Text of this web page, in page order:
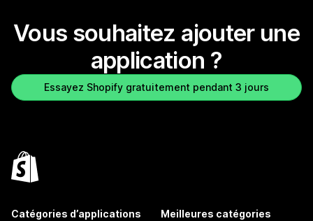
Vous souhaitez ajouter une
application ?
Essayez Shopify gratuitement pendant 3 jours
Catégories d’applications Meilleures catégories